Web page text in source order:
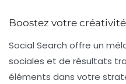
Boostez votre
Social Search offre un
sociales et de résultats
éléments dans votre